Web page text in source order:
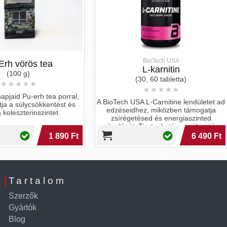
BioTech USA
L-karnitin
(30, 60 tabletta)
USA L-Carnitine lendületet ad
miközben támogatja
Tiszta, hatásos választás
céljaid eléréséhez!6 490 Ft
BioTech USA
Synephrine
(60 kapszula)
A keserűnarancs kivonatából
szinefrin természetes módon
zsírégetést és fokozza az
4
Tartalom
Szerzők
Gyártók
Blog